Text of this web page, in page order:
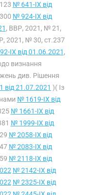
№ 641-IX від
№ 924-IX від
, ВВР, 2021, № 21,
2021, № 30, ст.237
IX від 01.06.2021 ,
визнання
див. Рішення
21.07.2021 )( Із
№ 1619-IX від
№ 1661-IX від
№ 1999-IX від
№ 2058-IX від
№ 2083-IX від
№ 2118-IX від
№ 2142-IX від
№ 2325-IX від